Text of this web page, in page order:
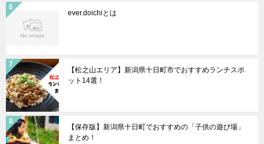
ever.doichiとは
【松之山エリア】新潟県十日町市でおすすめランチスポ
ット14選！
【保存版】新潟県十日町でおすすめの「子供の遊び場」
まとめ！